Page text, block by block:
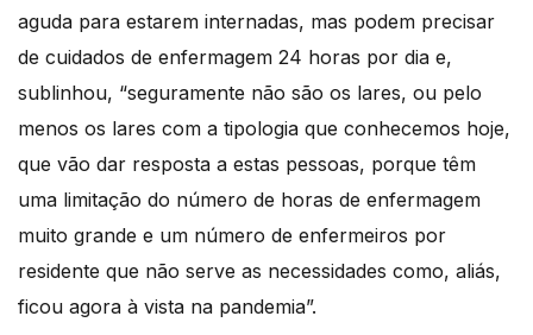
aguda para estarem internadas, mas podem precisar
de cuidados de enfermagem 24 horas por dia e,
sublinhou, “seguramente não são os lares, ou pelo
menos os lares com a tipologia que conhecemos hoje,
que vão dar resposta a estas pessoas, porque têm
uma limitação do número de horas de enfermagem
muito grande e um número de enfermeiros por
residente que não serve as necessidades como, aliás,
ficou agora à vista na pandemia”.